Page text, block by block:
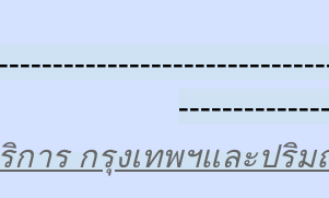
การ กรุงเทพฯและปริ